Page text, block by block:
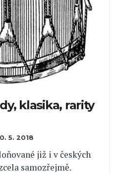
klasika, rarity
5. 2018
již i v českých
samozřejmě.